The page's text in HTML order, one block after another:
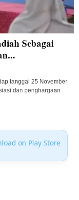
Sebagai
tanggal 25 November
dan penghargaan